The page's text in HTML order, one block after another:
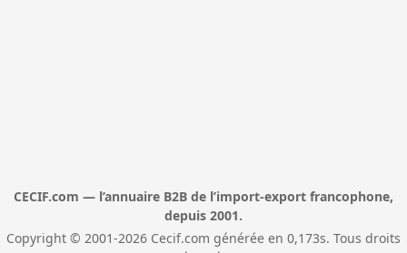
CECIF.com — l’annuaire B2B de l’import-export francophone,
depuis 2001.
Copyright © 2001-2026 Cecif.com générée en 0,173s. Tous droits